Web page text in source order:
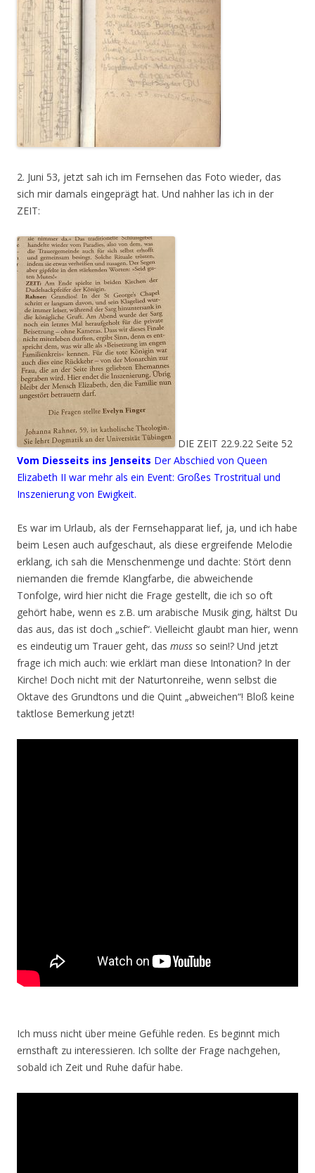
2. Juni 53, jetzt sah ich im Fernsehen das Foto wieder, das
sich mir damals eingeprägt hat. Und nahher las ich in der
ZEIT:
DIE ZEIT 22.9.22 Seite 52
Vom Diesseits ins Jenseits Der Abschied von Queen
Elizabeth II war mehr als ein Event: Großes Trostritual und
Inszenierung von Ewigkeit.
Es war im Urlaub, als der Fernsehapparat lief, ja, und ich habe
beim Lesen auch aufgeschaut, als diese ergreifende Melodie
erklang, ich sah die Menschenmenge und dachte: Stört denn
niemanden die fremde Klangfarbe, die abweichende
Tonfolge, wird hier nicht die Frage gestellt, die ich so oft
gehört habe, wenn es z.B. um arabische Musik ging, hältst Du
das aus, das ist doch „schief“. Vielleicht glaubt man hier, wenn
es eindeutig um Trauer geht, das muss so sein!? Und jetzt
frage ich mich auch: wie erklärt man diese Intonation? In der
Kirche! Doch nicht mit der Naturtonreihe, wenn selbst die
Oktave des Grundtons und die Quint „abweichen“! Bloß keine
taktlose Bemerkung jetzt!
Ich muss nicht über meine Gefühle reden. Es beginnt mich
ernsthaft zu interessieren. Ich sollte der Frage nachgehen,
sobald ich Zeit und Ruhe dafür habe.